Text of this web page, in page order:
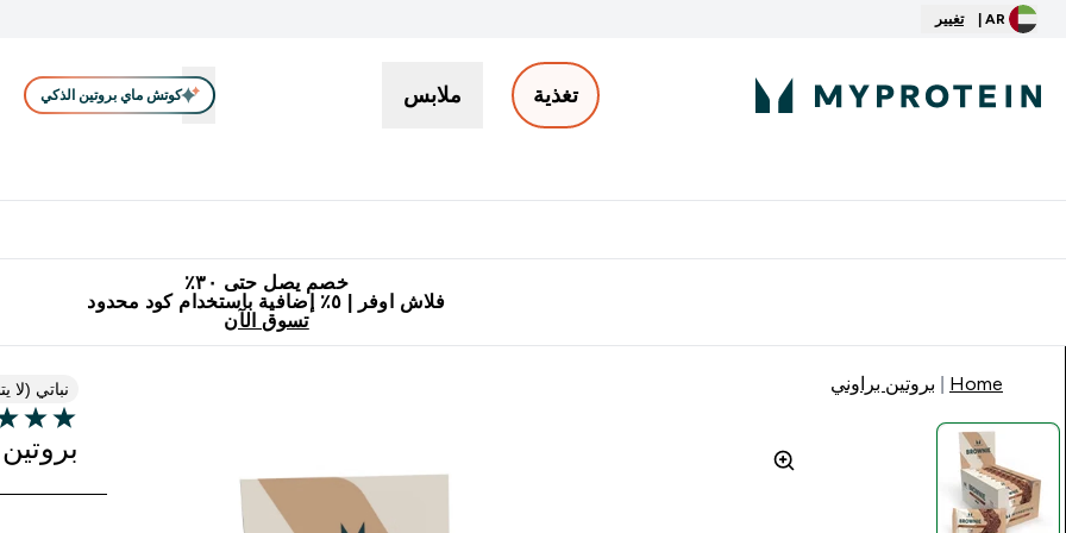
AR | تغيير
تغذية ملابس كوتش ماي بروتين الذكي
خصم يصل حتى ٣٠٪
فلاش اوفر | ٥٪ إضافية باستخدام كود محدود
تسوق الآن
Home بروتين براوني نباتي (لا
3 out of 5 stars